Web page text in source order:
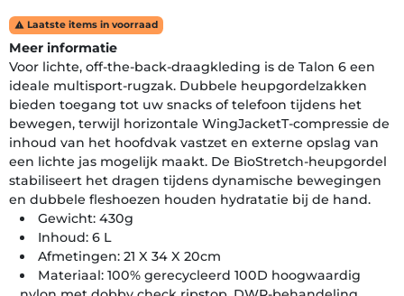
 Laatste items in voorraad
Meer informatie
Voor lichte, off-the-back-draagkleding is de Talon 6 een
ideale multisport-rugzak. Dubbele heupgordelzakken
bieden toegang tot uw snacks of telefoon tijdens het
bewegen, terwijl horizontale WingJacketT-compressie de
inhoud van het hoofdvak vastzet en externe opslag van
een lichte jas mogelijk maakt. De BioStretch-heupgordel
stabiliseert het dragen tijdens dynamische bewegingen
en dubbele fleshoezen houden hydratatie bij de hand.
Gewicht: 430g
Inhoud: 6 L
Afmetingen: 21 X 34 X 20cm
Materiaal: 100% gerecycleerd 100D hoogwaardig